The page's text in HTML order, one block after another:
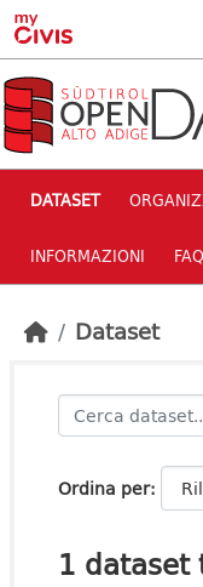
Skip to main content
DATASET
INFORMAZIONI FAQ
Dataset
Ordina per
1 dataset